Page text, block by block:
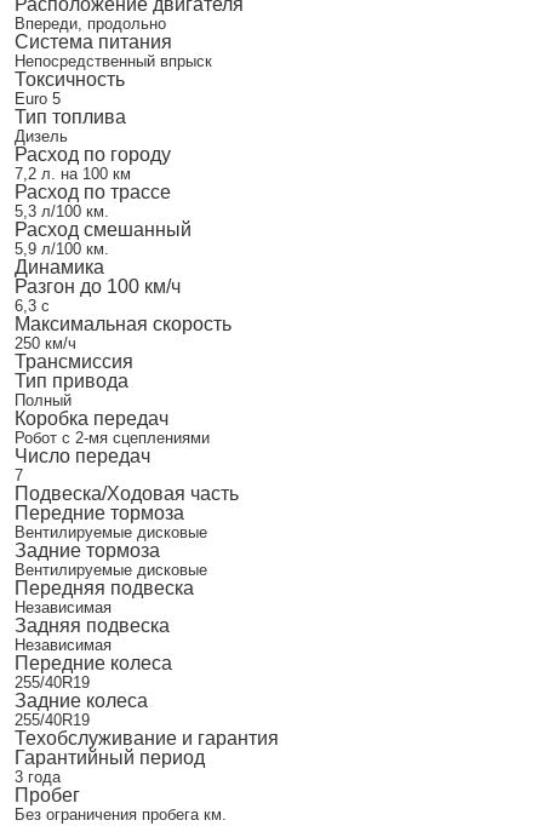
Расположение двигателя
Впереди, продольно
Система питания
Непосредственный впрыск
Токсичность
Euro 5
Тип топлива
Дизель
Расход по городу
7,2 л. на 100 км
Расход по трассе
5,3 л/100 км.
Расход смешанный
5,9 л/100 км.
Динамика
Разгон до 100 км/ч
6,3 с
Максимальная скорость
250 км/ч
Трансмиссия
Тип привода
Полный
Коробка передач
Робот с 2-мя сцеплениями
Число передач
7
Подвеска/Ходовая часть
Передние тормоза
Вентилируемые дисковые
Задние тормоза
Вентилируемые дисковые
Передняя подвеска
Независимая
Задняя подвеска
Независимая
Передние колеса
255/40R19
Задние колеса
255/40R19
Техобслуживание и гарантия
Гарантийный период
3 года
Пробег
Без ограничения пробега км.